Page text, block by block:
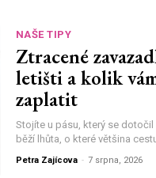
NAŠE TIPY
Ztracené
letišti a kolik
zaplatit
Stojíte u pásu, který se
běží lhůta, o které většina
Petra Zajícova - 7 srpna, 2026